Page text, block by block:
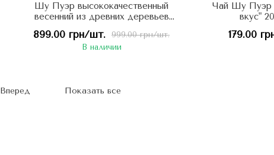
Шу Пуэр высококачественный
весенний из древних деревьев
999.00 грн/шт.
899.00 грн/шт.
В наличии
Чай Шу Пуэр
вкус"
179.00
Вперед Показать все